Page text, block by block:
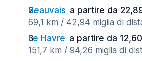
Beauvais a partire da
69,1 km / 42,94 miglia di
Le Havre a partire da
151,7 km / 94,26 miglia di